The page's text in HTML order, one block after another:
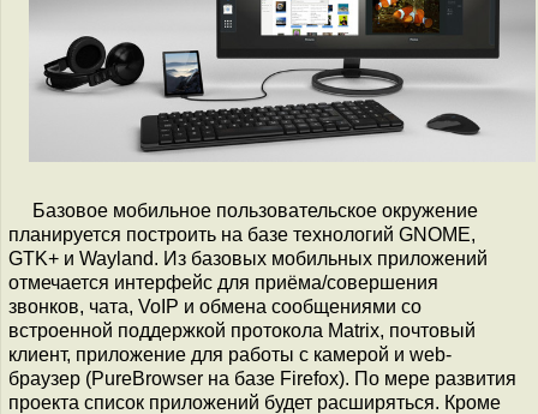
Базовое мобильное пользовательское окружение
планируется построить на базе технологий GNOME,
GTK+ и Wayland. Из базовых мобильных приложений
отмечается интерфейс для приёма/совершения
звонков, чата, VoIP и обмена сообщениями со
встроенной поддержкой протокола Matrix, почтовый
клиент, приложение для работы с камерой и web-
браузер (PureBrowser на базе Firefox). По мере развития
проекта список приложений будет расширяться. Кроме